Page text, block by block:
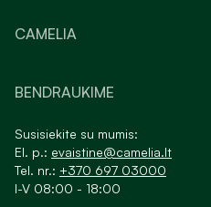
CAMELIA
BENDRAUKIME
Susisiekite su mumis:
El. p.: evaistine@camelia.lt
Tel. nr.: +370 697 03000
I-V 08:00 - 18:00